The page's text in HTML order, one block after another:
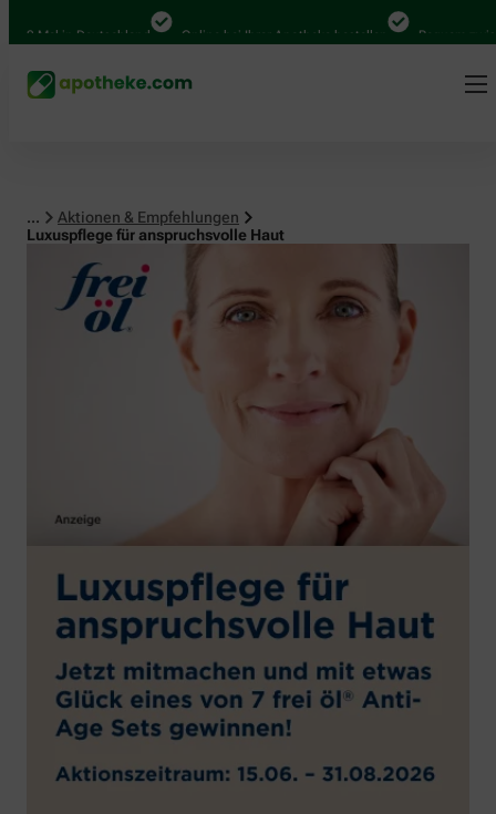
in Deutschland Online bei Ihrer Apotheke bestellen Bequem
...
Aktionen & Empfehlungen
Luxuspflege für anspruchsvolle Haut